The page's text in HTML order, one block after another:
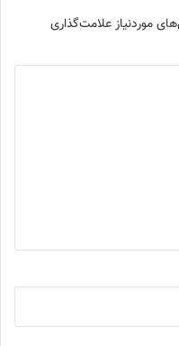
موردنیاز علامت‌گذاری